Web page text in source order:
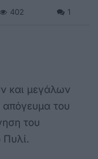
402 1
και μεγάλων
απόγευμα του
του
Πυλί.